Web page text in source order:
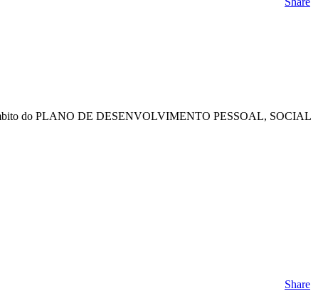
do PLANO DE DESENVOLVIMENTO PESSOAL, SOCIAL
Share